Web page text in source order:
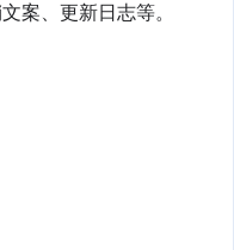
案、更新日志等。